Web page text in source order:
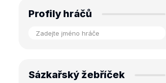
Profily hráčů
Sázkařský žebříček